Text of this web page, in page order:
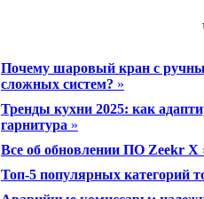
Почему шаровый кран с
сложных систем? »
Тренды кухни 2025: как
гарнитура »
Все об обновлении ПО Zeekr X
Топ-5 популярных категорий